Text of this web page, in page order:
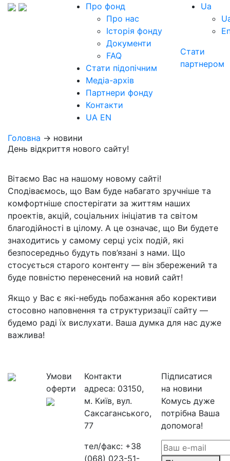
Про фонд
Про нас
Історія фонду
Документи
FAQ
Стати підопічним
Медіа-архів
Партнери фонду
Контакти
UA EN
Ua
Стати
партнером
Головна → новини
День відкриття нового сайту!
Вітаємо Вас на нашому новому сайті!
Сподіваємось, що Вам буде набагато зручніше та
комфортніше спостерігати за життям наших
проектів, акцій, соціальних ініціатив та світом
благодійності в цілому. А це означає, що Ви будете
знаходитись у самому серці усіх подій, які
безпосередньо будуть пов’язані з нами. Що
стосується старого контенту — він збережений та
буде повністю перенесений на новий сайт!
Якщо у Вас є які-небудь побажання або корективи
стосовно наповнення та структуризації сайту —
будемо раді їх вислухати. Ваша думка для нас дуже
важлива!
Умови
оферти
Контакти
адреса: 03150,
м. Київ, вул.
Саксаганського,
77
тел/факс: +38
(068) 023-51-
Підписатися
на новини
Комусь дуже
потрібна Ваша
допомога!